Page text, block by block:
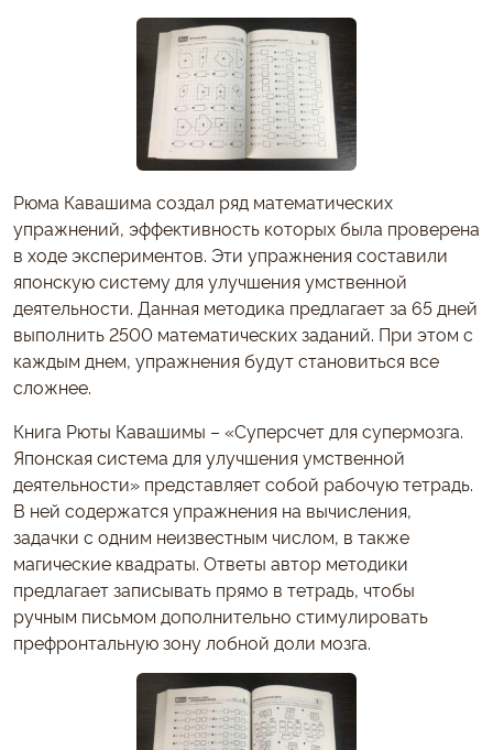
Рюма Кавашима создал ряд математических
упражнений, эффективность которых была проверена
в ходе экспериментов. Эти упражнения составили
японскую систему для улучшения умственной
деятельности. Данная методика предлагает за 65 дней
выполнить 2500 математических заданий. При этом с
каждым днем, упражнения будут становиться все
сложнее.
Книга Рюты Кавашимы – «Суперсчет для супермозга.
Японская система для улучшения умственной
деятельности» представляет собой рабочую тетрадь.
В ней содержатся упражнения на вычисления,
задачки с одним неизвестным числом, в также
магические квадраты. Ответы автор методики
предлагает записывать прямо в тетрадь, чтобы
ручным письмом дополнительно стимулировать
префронтальную зону лобной доли мозга.